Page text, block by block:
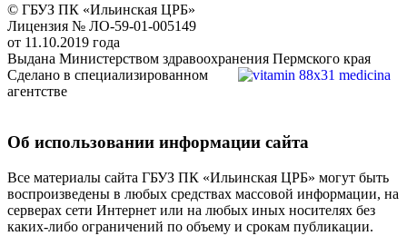
© ГБУЗ ПК «Ильинская ЦРБ»
Лицензия № ЛО-59-01-005149
от 11.10.2019 года
Выдана Министерством здравоохранения Пермского края
Сделано в специализированном
агентстве
Об использовании информации сайта
Все материалы сайта ГБУЗ ПК «Ильинская ЦРБ» могут быть
воспроизведены в любых средствах массовой информации, на
серверах сети Интернет или на любых иных носителях без
каких-либо ограничений по объему и срокам публикации.